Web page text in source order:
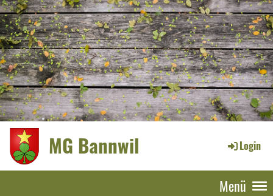
MG Bannwil Login
Menü